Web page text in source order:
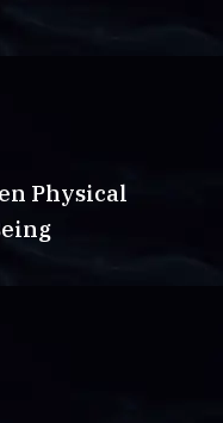
Physical